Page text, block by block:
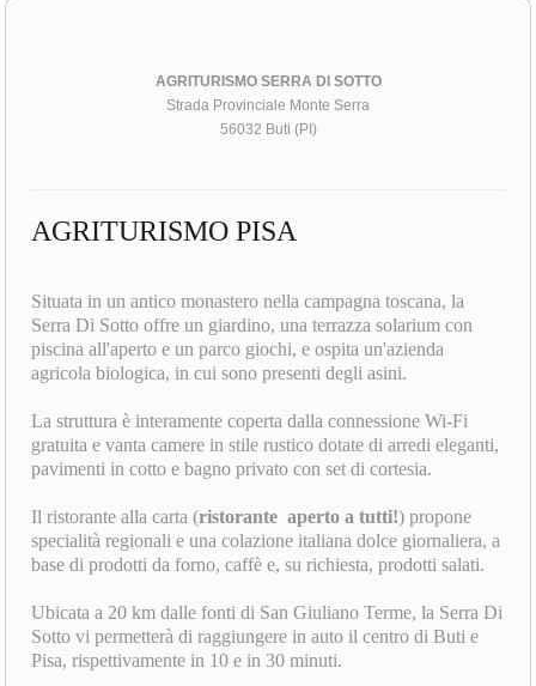
AGRITURISMO SERRA DI SOTTO
Strada Provinciale Monte Serra
56032 Buti (PI)
AGRITURISMO PISA
Situata in un antico monastero nella campagna toscana, la
Serra Di Sotto offre un giardino, una terrazza solarium con
piscina all'aperto e un parco giochi, e ospita un'azienda
agricola biologica, in cui sono presenti degli asini.
La struttura è interamente coperta dalla connessione Wi-Fi
gratuita e vanta camere in stile rustico dotate di arredi eleganti,
pavimenti in cotto e bagno privato con set di cortesia.
Il ristorante alla carta (ristorante aperto a tutti!) propone
specialità regionali e una colazione italiana dolce giornaliera, a
base di prodotti da forno, caffè e, su richiesta, prodotti salati.
Ubicata a 20 km dalle fonti di San Giuliano Terme, la Serra Di
Sotto vi permetterà di raggiungere in auto il centro di Buti e
Pisa, rispettivamente in 10 e in 30 minuti.